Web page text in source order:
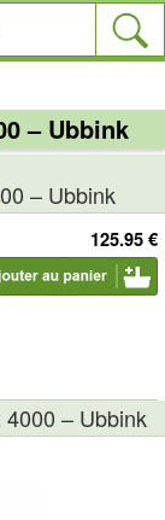
– Ubbink
– Ubbink
125.95 €
– Ubbink